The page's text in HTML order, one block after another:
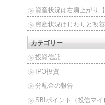
資産状況は右肩上がり
資産状況はじわりと改
カテゴリー
投資信託
IPO投資
分配金の報告
SBIポイント（投信マイ